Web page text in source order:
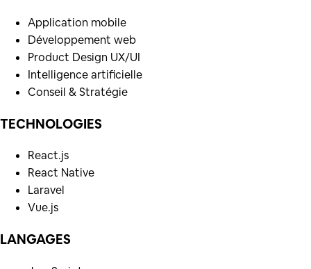
Application mobile
Développement web
Product Design UX/UI
Intelligence artificielle
Conseil & Stratégie
TECHNOLOGIES
React.js
React Native
Laravel
Vue.js
LANGAGES